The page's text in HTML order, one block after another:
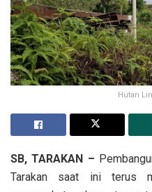
Hutan
SB, TARAKAN –
Tarakan saat ini terus